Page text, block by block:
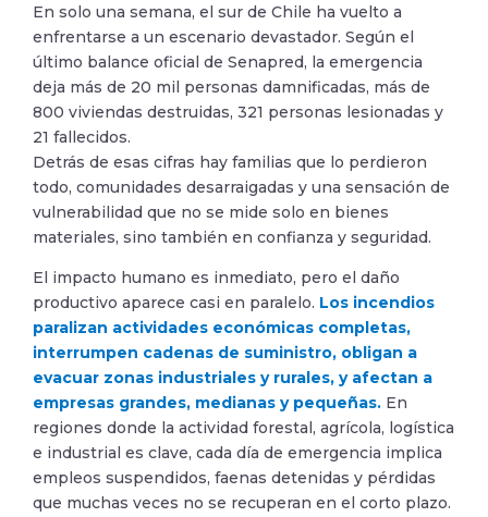
En solo una semana, el sur de Chile ha vuelto a
enfrentarse a un escenario devastador. Según el
último balance oficial de Senapred, la emergencia
deja más de 20 mil personas damnificadas, más de
800 viviendas destruidas, 321 personas lesionadas y
21 fallecidos.
Detrás de esas cifras hay familias que lo perdieron
todo, comunidades desarraigadas y una sensación de
vulnerabilidad que no se mide solo en bienes
materiales, sino también en confianza y seguridad.
El impacto humano es inmediato, pero el daño
productivo aparece casi en paralelo. Los incendios
paralizan actividades económicas completas,
interrumpen cadenas de suministro, obligan a
evacuar zonas industriales y rurales, y afectan a
empresas grandes, medianas y pequeñas. En
regiones donde la actividad forestal, agrícola, logística
e industrial es clave, cada día de emergencia implica
empleos suspendidos, faenas detenidas y pérdidas
que muchas veces no se recuperan en el corto plazo.